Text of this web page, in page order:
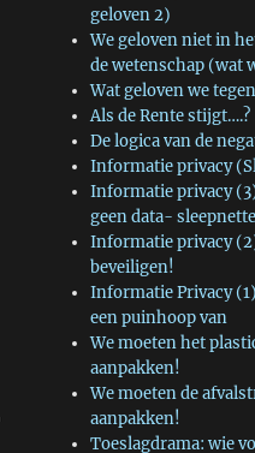
geloven 2)
We geloven niet in
de wetenschap (wat
Wat geloven we
Als de Rente stijgt….?
De logica van de
Informatie privacy
Informatie privacy
geen data-
Informatie privacy
beveiligen!
Informatie Privacy
een puinhoop van
We moeten het
aanpakken!
We moeten de
aanpakken!
Toeslagdrama: wie